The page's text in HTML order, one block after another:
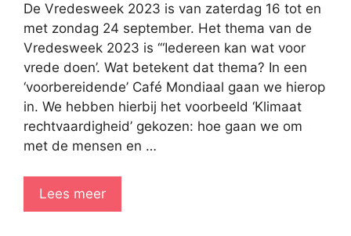
De Vredesweek 2023 is van zaterdag 16 tot en
met zondag 24 september. Het thema van de
Vredesweek 2023 is ‘“Iedereen kan wat voor
vrede doen’. Wat betekent dat thema? In een
‘voorbereidende’ Café Mondiaal gaan we hierop
in. We hebben hierbij het voorbeeld ‘Klimaat
rechtvaardigheid’ gekozen: hoe gaan we om
met de mensen en …
Lees meer